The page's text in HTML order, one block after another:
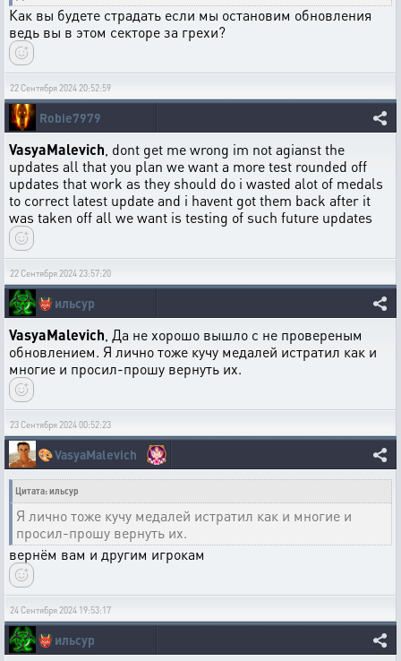
Как вы будете страдать если мы остановим обновления
ведь вы в этом секторе за грехи?
22 Сентября 2024 20:52:59
Robie7979
VasyaMalevich , dont get me wrong im not agianst the
updates all that you plan we want a more test rounded off
updates that work as they should do i wasted alot of medals
to correct latest update and i havent got them back after it
was taken off all we want is testing of such future updates
22 Сентября 2024 23:57:20
👹 ильсур
VasyaMalevich , Да не хорошо вышло с не провереным
обновлением. Я лично тоже кучу медалей истратил как и
многие и просил-прошу вернуть их.
23 Сентября 2024 00:52:23
🎨VasyaMalevich
Цитата: ильсур
Я лично тоже кучу медалей истратил как и многие и
просил-прошу вернуть их.
вернём вам и другим игрокам
24 Сентября 2024 19:53:17
👹 ильсур